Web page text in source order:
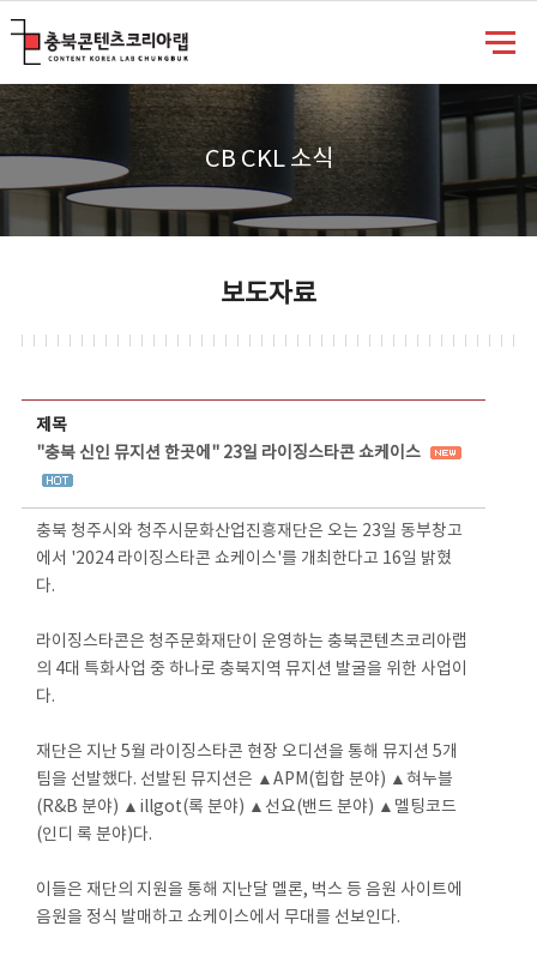
CB CKL 소식
보도자료
제목
"충북 신인 뮤지션 한곳에" 23일 라이징스타콘 쇼케이스
충북 청주시와 청주시문화산업진흥재단은 오는 23일 동부창고
에서 '2024 라이징스타콘 쇼케이스'를 개최한다고 16일 밝혔
다.
라이징스타콘은 청주문화재단이 운영하는 충북콘텐츠코리아랩
의 4대 특화사업 중 하나로 충북지역 뮤지션 발굴을 위한 사업이
다.
재단은 지난 5월 라이징스타콘 현장 오디션을 통해 뮤지션 5개
팀을 선발했다. 선발된 뮤지션은 ▲APM(힙합 분야) ▲혀누블
(R&B 분야) ▲illgot(록 분야) ▲선요(밴드 분야) ▲멜팅코드
(인디 록 분야)다.
이들은 재단의 지원을 통해 지난달 멜론, 벅스 등 음원 사이트에
음원을 정식 발매하고 쇼케이스에서 무대를 선보인다.